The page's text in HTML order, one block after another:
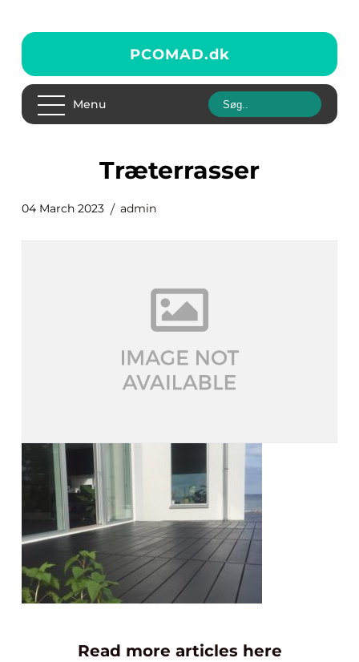
PCOMAD.dk
Menu
Træterrasser
04 March 2023 admin
Read more articles here